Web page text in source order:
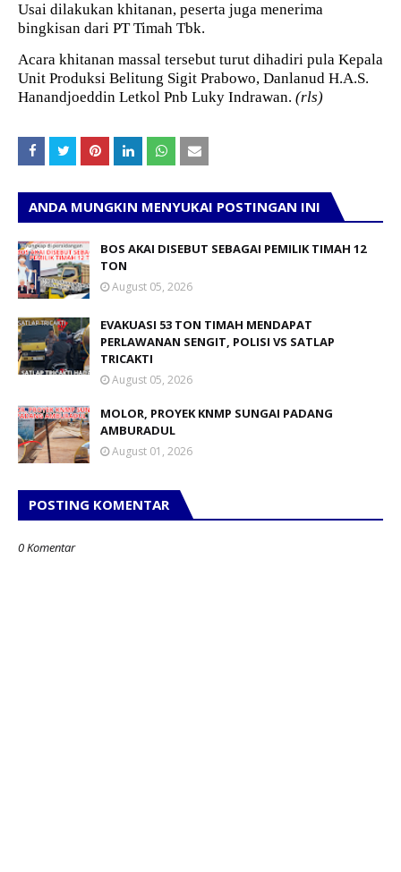
Usai dilakukan khitanan, peserta juga menerima
bingkisan dari PT Timah Tbk.
Acara khitanan massal tersebut turut dihadiri pula Kepala
Unit Produksi Belitung Sigit Prabowo, Danlanud H.A.S.
Hanandjoeddin Letkol Pnb Luky Indrawan. (rls)
ANDA MUNGKIN MENYUKAI POSTINGAN INI
BOS AKAI DISEBUT SEBAGAI PEMILIK TIMAH 12
TON
August 05, 2026
EVAKUASI 53 TON TIMAH MENDAPAT
PERLAWANAN SENGIT, POLISI VS SATLAP
TRICAKTI
August 05, 2026
MOLOR, PROYEK KNMP SUNGAI PADANG
AMBURADUL
August 01, 2026
POSTING KOMENTAR
0 Komentar